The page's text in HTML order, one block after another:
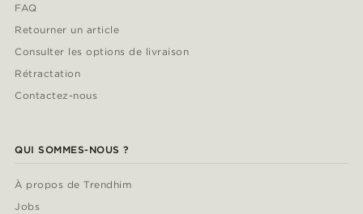
FAQ
Retourner un article
Consulter les options de livraison
Rétractation
Contactez-nous
QUI SOMMES-NOUS ?
À propos de Trendhim
Jobs